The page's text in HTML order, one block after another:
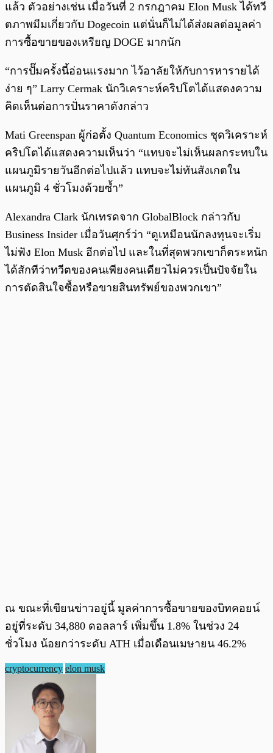
แล้ว ตัวอย่างเช่น เมื่อวันที่ 2 กรกฎาคม Elon Musk ได้ทวี
ตภาพมีมเกี่ยวกับ Dogecoin แต่นั่นก็ไม่ได้ส่งผลต่อมูลค่า
การซื้อขายของเหรียญ DOGE มากนัก
“การปั๊มครั้งนี้อ่อนแรงมาก ไว้อาลัยให้กับการหารายได้
ง่าย ๆ” Larry Cermak นักวิเคราะห์คริปโตได้แสดงความ
คิดเห็นต่อการปั่นราคาดังกล่าว
Mati Greenspan ผู้ก่อตั้ง Quantum Economics ชุดวิเคราะห์
คริปโตได้แสดงความเห็นว่า “แทบจะไม่เห็นผลกระทบใน
แผนภูมิรายวันอีกต่อไปแล้ว แทบจะไม่ทันสังเกตใน
แผนภูมิ 4 ชั่วโมงด้วยซ้ำ”
Alexandra Clark นักเทรดจาก GlobalBlock กล่าวกับ
Business Insider เมื่อวันศุกร์ว่า “ดูเหมือนนักลงทุนจะเริ่ม
ไม่ฟัง Elon Musk อีกต่อไป และในที่สุดพวกเขาก็ตระหนัก
ได้สักทีว่าทวีตของคนเพียงคนเดียวไม่ควรเป็นปัจจัยใน
การตัดสินใจซื้อหรือขายสินทรัพย์ของพวกเขา”
ณ ขณะที่เขียนข่าวอยู่นี้ มูลค่าการซื้อขายของบิทคอยน์
อยู่ที่ระดับ 34,880 ดอลลาร​์ เพิ่มขึ้น 1.8% ในช่วง 24
ชั่วโมง น้อยกว่าระดับ ATH เมื่อเดือนเมษายน 46.2%
cryptocurrency elon musk